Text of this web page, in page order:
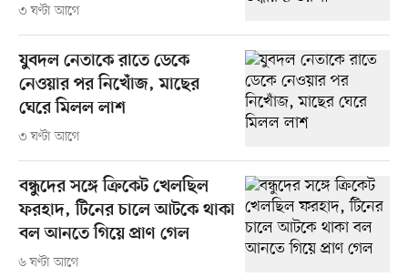
৩ ঘণ্টা আগে
যুবদল নেতাকে রাতে ডেকে
নেওয়ার পর নিখোঁজ, মাছের
ঘেরে মিলল লাশ
৩ ঘণ্টা আগে
বন্ধুদের সঙ্গে ক্রিকেট খেলছিল
ফরহাদ, টিনের চালে আটকে থাকা
বল আনতে গিয়ে প্রাণ গেল
৬ ঘণ্টা আগে